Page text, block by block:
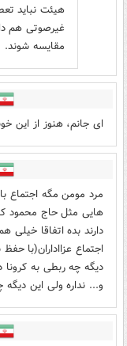
هیئت نباید
غیرصوتی هم
مقایسه شوند.
ای جانم، هنوز از این
مرد مومن مگه اجتماع
هایی مثل حاج محمود
دارند بده اتفاقا
اجتماع عزااداران(با
دیگه چه ربطی به کرونا
و... نداره ولی این